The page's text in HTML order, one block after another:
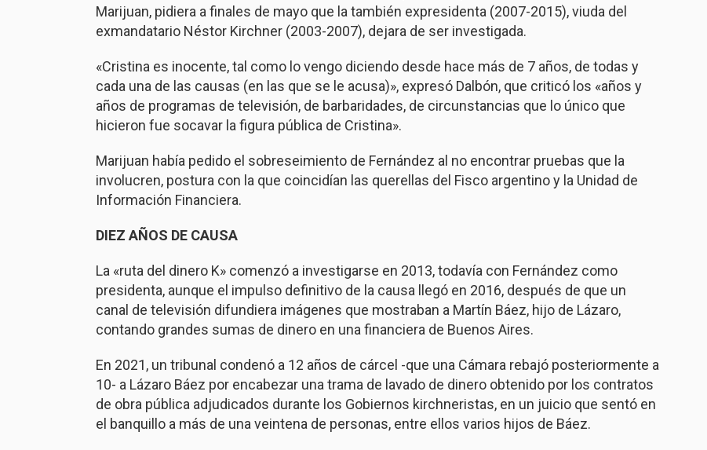
Marijuan, pidiera a finales de mayo que la también expresidenta (2007-2015), viuda del
exmandatario Néstor Kirchner (2003-2007), dejara de ser investigada.
«Cristina es inocente, tal como lo vengo diciendo desde hace más de 7 años, de todas y
cada una de las causas (en las que se le acusa)», expresó Dalbón, que criticó los «años y
años de programas de televisión, de barbaridades, de circunstancias que lo único que
hicieron fue socavar la figura pública de Cristina».
Marijuan había pedido el sobreseimiento de Fernández al no encontrar pruebas que la
involucren, postura con la que coincidían las querellas del Fisco argentino y la Unidad de
Información Financiera.
DIEZ AÑOS DE CAUSA
La «ruta del dinero K» comenzó a investigarse en 2013, todavía con Fernández como
presidenta, aunque el impulso definitivo de la causa llegó en 2016, después de que un
canal de televisión difundiera imágenes que mostraban a Martín Báez, hijo de Lázaro,
contando grandes sumas de dinero en una financiera de Buenos Aires.
En 2021, un tribunal condenó a 12 años de cárcel -que una Cámara rebajó posteriormente a
10- a Lázaro Báez por encabezar una trama de lavado de dinero obtenido por los contratos
de obra pública adjudicados durante los Gobiernos kirchneristas, en un juicio que sentó en
el banquillo a más de una veintena de personas, entre ellos varios hijos de Báez.